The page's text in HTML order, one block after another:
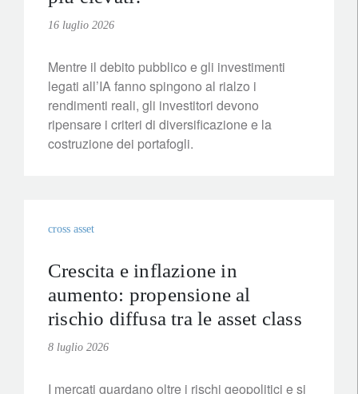
16 luglio 2026
Mentre il debito pubblico e gli investimenti
legati all’IA fanno spingono al rialzo i
rendimenti reali, gli investitori devono
ripensare i criteri di diversificazione e la
costruzione dei portafogli.
cross asset
Crescita e inflazione in
aumento: propensione al
rischio diffusa tra le asset class
8 luglio 2026
I mercati guardano oltre i rischi geopolitici e si